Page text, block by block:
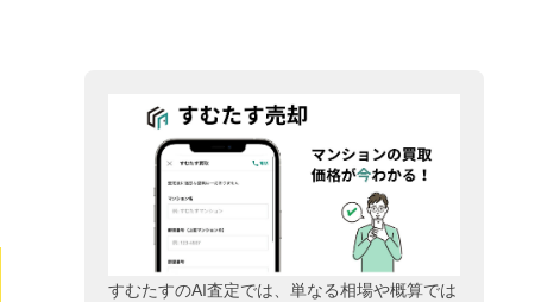
すむたすのAI査定では、単なる相場や概算では